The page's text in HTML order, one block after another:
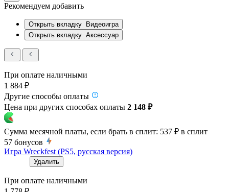
Рекомендуем добавить
Открыть вкладку Видеоигра
Открыть вкладку Аксессуар
При оплате наличными
1 884 ₽
Другие способы оплаты
Цена при других способах оплаты 2 148 ₽
Сумма месячной платы, если брать в сплит: 537 ₽ в сплит
57 бонусов
Игра Wreckfest (PS5, русская версия)
Удалить
При оплате наличными